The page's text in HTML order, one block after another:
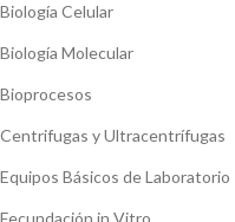
Biología Celular
Biología Molecular
Bioprocesos
Centrifugas y Ultracentrífugas
Equipos Básicos de Laboratorio
Fecundación in Vitro